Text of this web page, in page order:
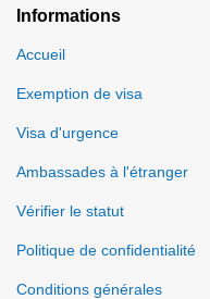
Informations
Accueil
Exemption de visa
Visa d'urgence
Ambassades à l'étranger
Vérifier le statut
Politique de confidentialité
Conditions générales